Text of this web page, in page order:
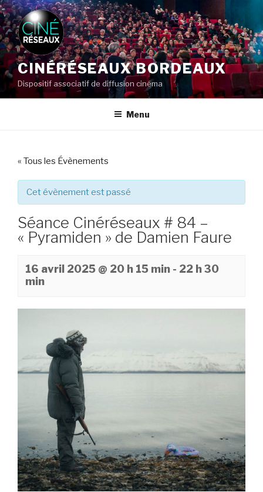
Aller
au
contenu
principal
CINÉRÉSEAUX BORDEAUX
Dispositif associatif de diffusion cinéma
Menu
« Tous les Évènements
Cet évènement est passé
Séance Cinéréseaux # 84 –
« Pyramiden » de Damien Faure
16 avril 2025 @ 20 h 15 min - 22 h 30
min